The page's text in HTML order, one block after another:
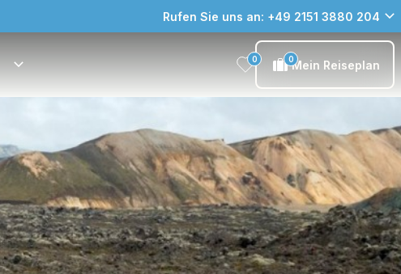
Rufen Sie uns an: +49 2151 3880 204
0 0Mein Reiseplan